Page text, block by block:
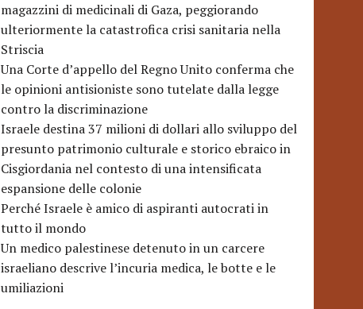
magazzini di medicinali di Gaza, peggiorando
ulteriormente la catastrofica crisi sanitaria nella
Striscia
Una Corte d’appello del Regno Unito conferma che
le opinioni antisioniste sono tutelate dalla legge
contro la discriminazione
Israele destina 37 milioni di dollari allo sviluppo del
presunto patrimonio culturale e storico ebraico in
Cisgiordania nel contesto di una intensificata
espansione delle colonie
Perché Israele è amico di aspiranti autocrati in
tutto il mondo
Un medico palestinese detenuto in un carcere
israeliano descrive l’incuria medica, le botte e le
umiliazioni